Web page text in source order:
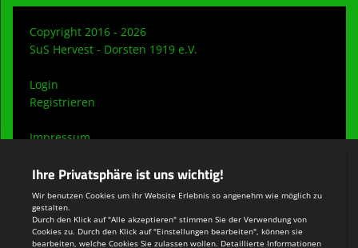
Copyright 2016 - 2026
SuS Hervest - Dorsten 1919 e.V.
Login
Registrieren
Impressum
Teamsports 2
Dein Sportverein online